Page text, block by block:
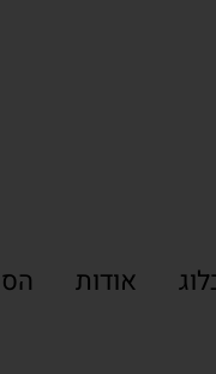
אודות